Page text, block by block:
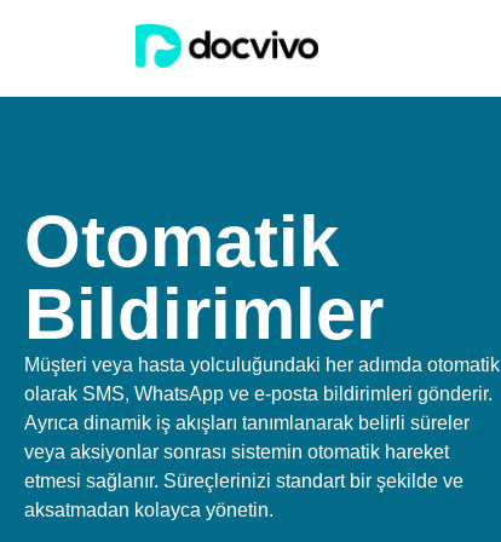
Otomatik
Bildirimler
Müşteri veya hasta yolculuğundaki her adımda otomatik
olarak SMS, WhatsApp ve e-posta bildirimleri gönderir.
Ayrıca dinamik iş akışları tanımlanarak belirli süreler
veya aksiyonlar sonrası sistemin otomatik hareket
etmesi sağlanır. Süreçlerinizi standart bir şekilde ve
aksatmadan kolayca yönetin.